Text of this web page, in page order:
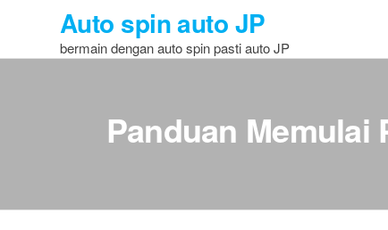
the
Auto spin auto JP
bermain dengan auto spin pasti auto JP
Panduan